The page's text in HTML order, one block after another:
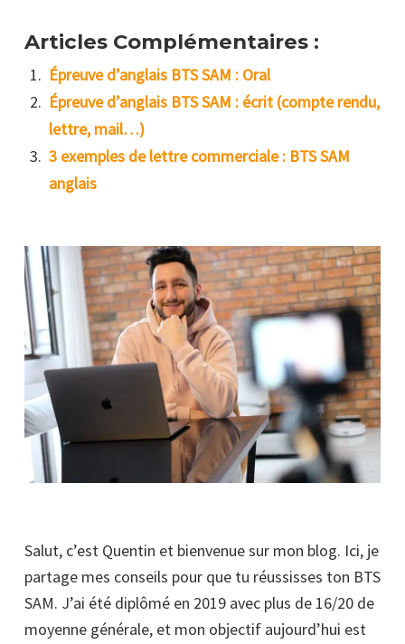
Articles Complémentaires :
Épreuve d’anglais BTS SAM : Oral
Épreuve d’anglais BTS SAM : écrit (compte rendu,
lettre, mail…)
3 exemples de lettre commerciale : BTS SAM
anglais
Salut, c’est Quentin et bienvenue sur mon blog. Ici, je
partage mes conseils pour que tu réussisses ton BTS
SAM. J’ai été diplômé en 2019 avec plus de 16/20 de
moyenne générale, et mon objectif aujourd’hui est